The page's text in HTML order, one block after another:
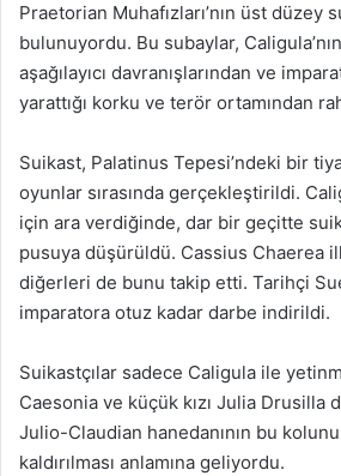
Praetorian Muhafızları’nın üst düzey
bulunuyordu. Bu subaylar,
aşağılayıcı davranışlarından ve
yarattığı korku ve terör ortamından
Suikast, Palatinus Tepesi’ndeki bir
oyunlar sırasında gerçekleştirildi.
için ara verdiğinde, dar bir geçitte
pusuya düşürüldü. Cassius Chaerea
diğerleri de bunu takip etti. Tarihçi
imparatora otuz kadar darbe indirildi.
Suikastçılar sadece Caligula ile
Caesonia ve küçük kızı Julia Drusilla
Julio-Claudian hanedanının bu
kaldırılması anlamına geliyordu.